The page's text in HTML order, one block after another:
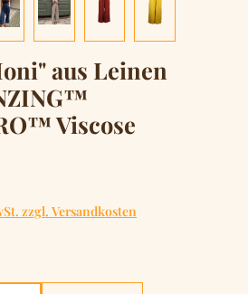
aus Leinen
Viscose
zzgl. Versandkosten